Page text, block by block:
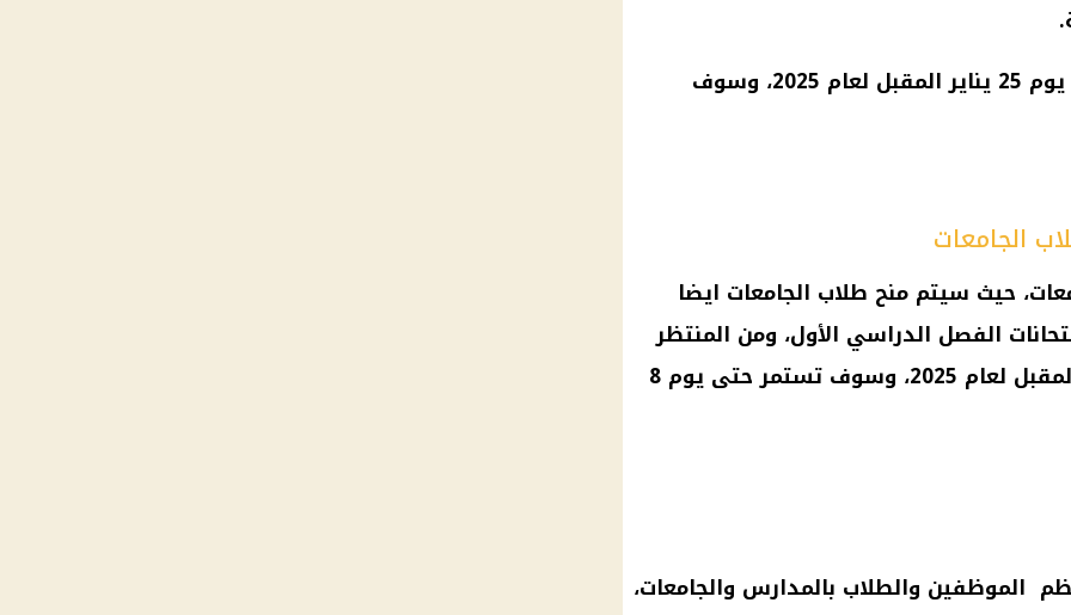
يوم 25 يناير المقبل لعام 2025، وسوف
الجامعات
، حيث سيتم منح طلاب الجامعات ايضا
الفصل الدراسي الأول، ومن المنتظر
يوم 8
الموظفين والطلاب بالمدارس والجامعات،